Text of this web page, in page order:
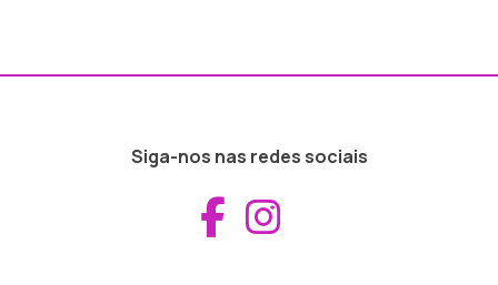
Siga-nos nas redes sociais
Aceder ao